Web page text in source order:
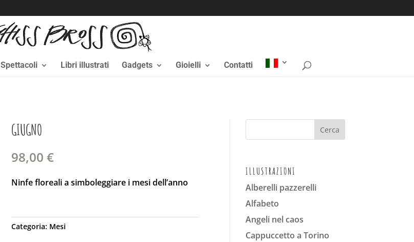
Spettacoli Libri illustrati Gadgets Gioielli Contatti
GIUGNO
98,00 €
Ninfe floreali a simboleggiare i mesi dell’anno
Categoria: Mesi
ILLUSTRAZIONI
Alberelli pazzerelli
Alfabeto
Angeli nel caos
Cappuccetto a Torino